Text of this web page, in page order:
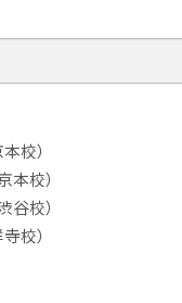
校）
校）
校）
校）